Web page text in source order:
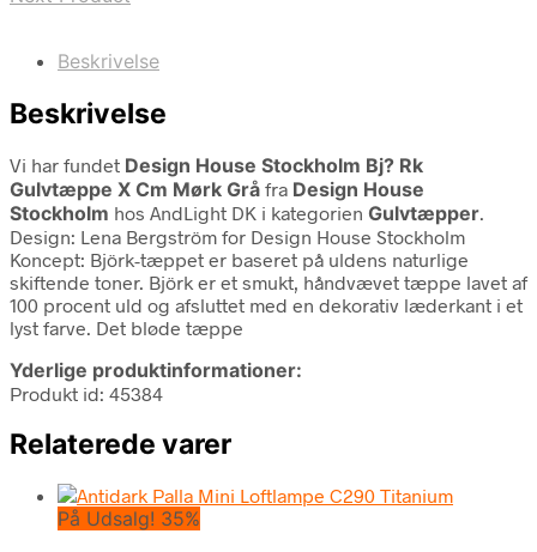
Beskrivelse
Beskrivelse
Vi har fundet Design House Stockholm Bj? Rk
Gulvtæppe X Cm Mørk Grå fra Design House
Stockholm hos AndLight DK i kategorien Gulvtæpper.
Design: Lena Bergström for Design House Stockholm
Koncept: Björk-tæppet er baseret på uldens naturlige
skiftende toner. Björk er et smukt, håndvævet tæppe lavet af
100 procent uld og afsluttet med en dekorativ læderkant i et
lyst farve. Det bløde tæppe
Yderlige produktinformationer:
Produkt id: 45384
Relaterede varer
På Udsalg! 35%